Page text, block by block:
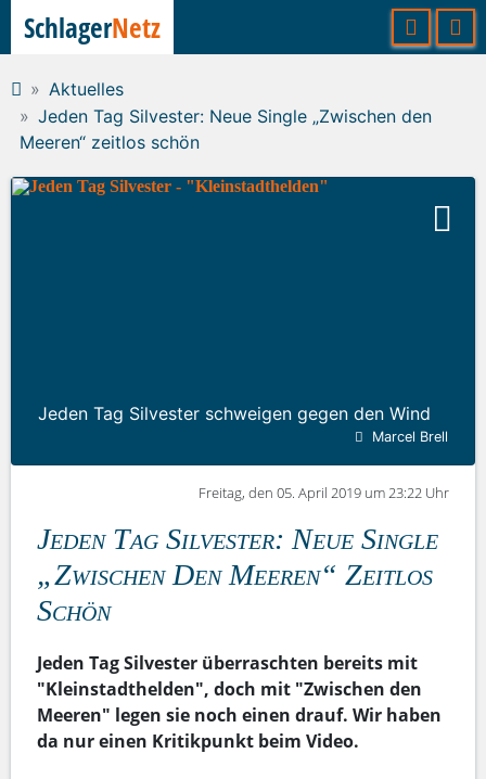
Aktuelles
Jeden Tag Silvester: Neue Single „Zwischen den
Meeren“ zeitlos schön
Jeden Tag Silvester schweigen gegen den Wind
Marcel Brell
Freitag, den 05. April 2019 um 23:22 Uhr
Jeden Tag Silvester: Neue Single
„Zwischen Den Meeren“ Zeitlos
Schön
Jeden Tag Silvester überraschten bereits mit
"Kleinstadthelden", doch mit "Zwischen den
Meeren" legen sie noch einen drauf. Wir haben
da nur einen Kritikpunkt beim Video.
SchlagerNetz